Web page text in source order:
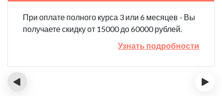
При оплате полного курса 3 или 6 месяцев - Вы
получаете скидку от 15000 до 60000 рублей.
Узнать подробности
‹ ›